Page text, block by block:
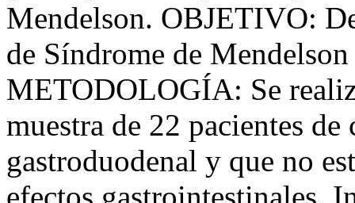
Mendelson. OBJETIVO:
de Síndrome de
METODOLOGÍA: Se
muestra de 22 pacientes
gastroduodenal y que no